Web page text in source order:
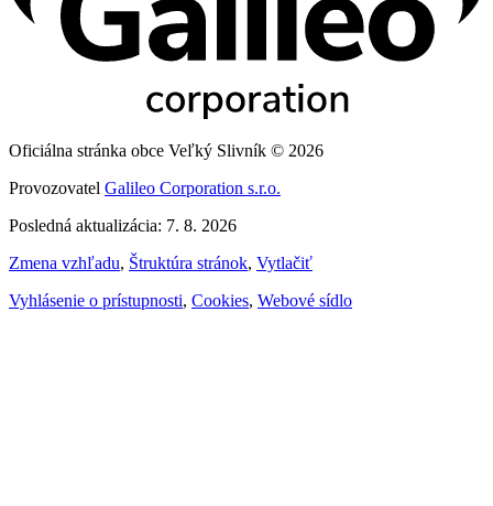
Oficiálna stránka obce Veľký Slivník © 2026
Provozovatel Galileo Corporation s.r.o.
Posledná aktualizácia: 7. 8. 2026
Zmena vzhľadu, Štruktúra stránok, Vytlačiť
Vyhlásenie o prístupnosti, Cookies, Webové sídlo